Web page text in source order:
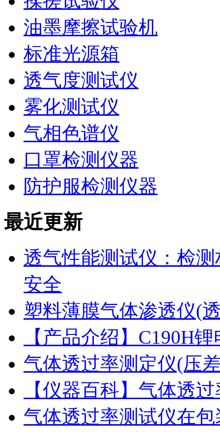
油墨摩擦试验机
标准光源箱
透气度测试仪
雾化测试仪
气相色谱仪
口罩检测仪器
防护服检测仪器
最近更新
透气性能测试仪：检
安全
塑料薄膜气体渗透仪(
【产品介绍】C190H
气体透过率测定仪(压
【仪器百科】气体透
气体透过率测试仪在